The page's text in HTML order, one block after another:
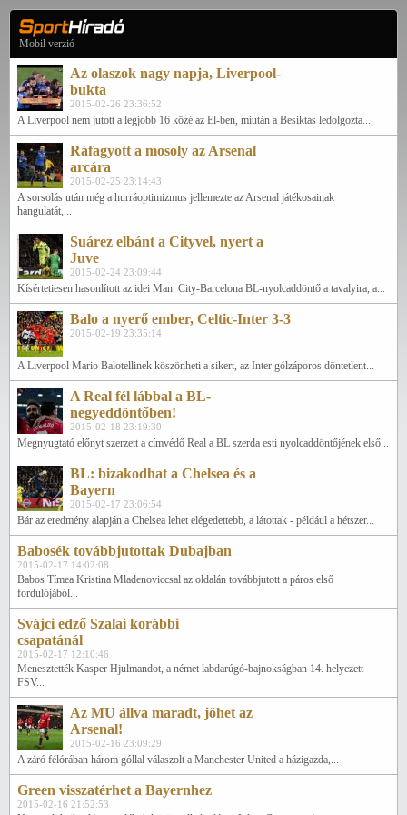
Mobil verzió
Az olaszok nagy napja, Liverpool-
bukta
2015-02-26 23:36:52
A Liverpool nem jutott a legjobb 16 közé az El-ben, miután a Besiktas ledolgozta...
Ráfagyott a mosoly az Arsenal
arcára
2015-02-25 23:14:43
A sorsolás után még a hurráoptimizmus jellemezte az Arsenal játékosainak
hangulatát,...
Suárez elbánt a Cityvel, nyert a
Juve
2015-02-24 23:09:44
Kísértetiesen hasonlított az idei Man. City-Barcelona BL-nyolcaddöntő a tavalyira, a...
Balo a nyerő ember, Celtic-Inter 3-3
2015-02-19 23:35:14
A Liverpool Mario Balotellinek köszönheti a sikert, az Inter gólzáporos döntetlent...
A Real fél lábbal a BL-
negyeddöntőben!
2015-02-18 23:19:30
Megnyugtató előnyt szerzett a címvédő Real a BL szerda esti nyolcaddöntőjének első...
BL: bizakodhat a Chelsea és a
Bayern
2015-02-17 23:06:54
Bár az eredmény alapján a Chelsea lehet elégedettebb, a látottak - például a hétszer...
Babosék továbbjutottak Dubajban
2015-02-17 14:02:08
Babos Tímea Kristina Mladenoviccsal az oldalán továbbjutott a páros első
fordulójából...
Svájci edző Szalai korábbi
csapatánál
2015-02-17 12:10:46
Menesztették Kasper Hjulmandot, a német labdarúgó-bajnokságban 14. helyezett
FSV...
Az MU állva maradt, jöhet az
Arsenal!
2015-02-16 23:09:29
A záró félórában három góllal válaszolt a Manchester United a házigazda,...
Green visszatérhet a Bayernhez
2015-02-16 21:52:53